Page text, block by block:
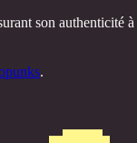
son authenticité à
.